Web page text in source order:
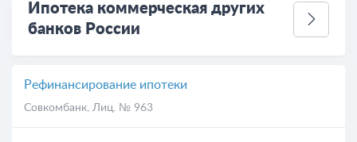
Ипотека коммерческая других
банков России
Рефинансирование ипотеки
Совкомбанк, Лиц. № 963